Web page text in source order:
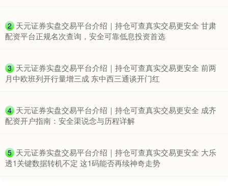
北证50 1134.24 +11.37 +1.01%
2 ​天元证券实盘交易平台介绍｜持仓可查真实交易更安全 甘肃
配资平台正规名次查询，安全可靠低息投资首选
3 ​天元证券实盘交易平台介绍｜持仓可查真实交易更安全 前两
月中欧班列开行量增三成 东中西三通谈开门红
4 ​天元证券实盘交易平台介绍｜持仓可查真实交易更安全 成齐
配资开户指南：安全渠说念与历程详解
5 ​天元证券实盘交易平台介绍｜持仓可查真实交易更安全 大乐
透1关键数据转机不定 这1码能否再续神奇走势